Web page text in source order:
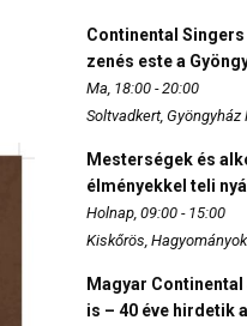
Continental
zenés este a
Ma, 18:00 - 20:00
Soltvadkert,
Mesterségek és
élményekkel teli
Holnap, 09:00 - 15:00
Kiskőrös,
Magyar
is – 40 éve hirdetik